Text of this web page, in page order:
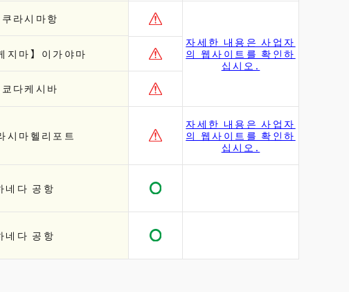
라시마항
지마】이가야마
다케시바
자세한 내용은 사업자
의 웹사이트를 확인하
십시오.
시마헬리포트
자세한 내용은 사업자
의 웹사이트를 확인하
십시오.
네다 공항
네다 공항